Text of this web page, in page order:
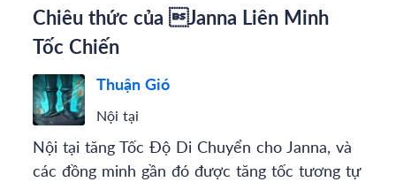
Chiêu thức của Janna Liên Minh
Tốc Chiến
Thuận Gió
Nội tại
Nội tại tăng Tốc Độ Di Chuyển cho Janna, và
các đồng minh gần đó được tăng tốc tương tự